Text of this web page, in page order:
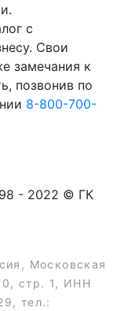
с
Свои
замечания к
позвонив по
8-800-700-
- 2022 © ГК
Московская
стр. 1, ИНН
тел.: